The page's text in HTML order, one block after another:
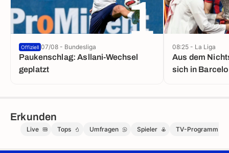
1
Paukenschlag: Asllani-Wechsel
geplatzt
Offiziell 07/08 - Bundesliga
Aus dem
sich in
08:25 - La Liga
Erkunden
Live Tops Umfragen Spieler TV-Programm